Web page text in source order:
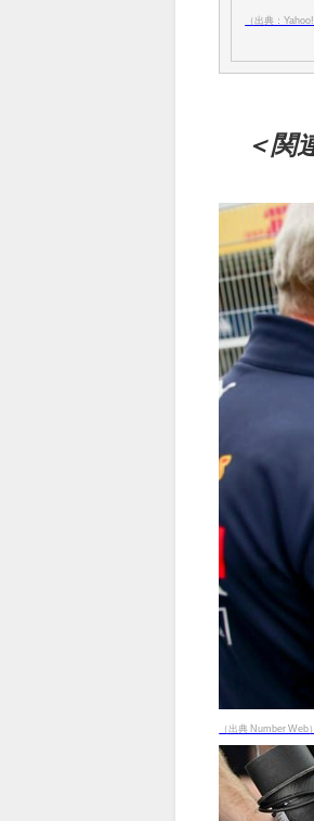
（出典：
＜関
（出典 Number Web）